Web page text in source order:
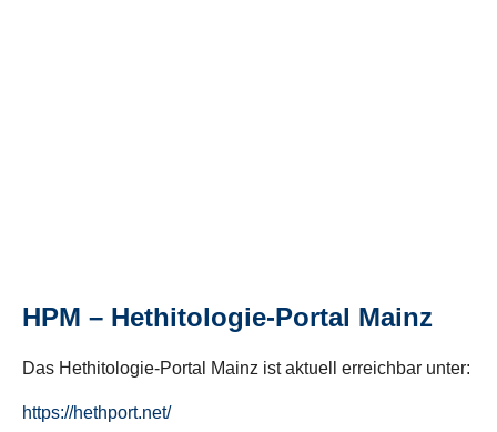
HPM – Hethitologie-Portal Mainz
Das Hethitologie-Portal Mainz ist aktuell erreichbar unter:
https://hethport.net/